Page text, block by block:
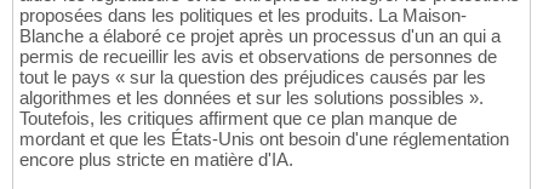
proposées dans les politiques et les produits. La Maison-
Blanche a élaboré ce projet après un processus d'un an qui a
permis de recueillir les avis et observations de personnes de
tout le pays « sur la question des préjudices causés par les
algorithmes et les données et sur les solutions possibles ».
Toutefois, les critiques affirment que ce plan manque de
mordant et que les États-Unis ont besoin d'une réglementation
encore plus stricte en matière d'IA.